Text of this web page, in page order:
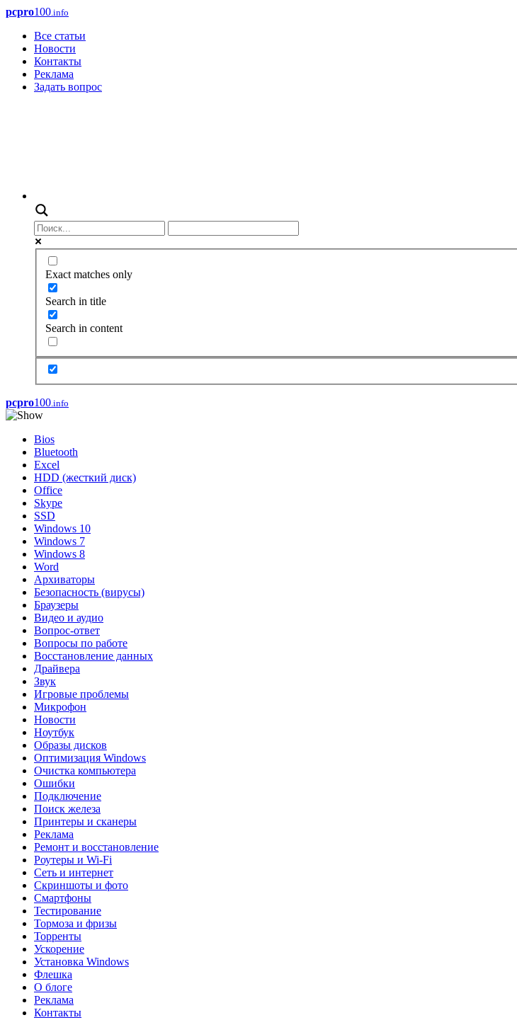
pcpro100.info
Все статьи
Новости
Контакты
Реклама
Задать вопрос
Exact matches only
Search in title
Search in content
pcpro100.info
Bios
Bluetooth
Excel
HDD (жесткий диск)
Office
Skype
SSD
Windows 10
Windows 7
Windows 8
Word
Архиваторы
Безопасность (вирусы)
Браузеры
Видео и аудио
Вопрос-ответ
Вопросы по работе
Восстановление данных
Драйвера
Звук
Игровые проблемы
Микрофон
Новости
Ноутбук
Образы дисков
Оптимизация Windows
Очистка компьютера
Ошибки
Подключение
Поиск железа
Принтеры и сканеры
Реклама
Ремонт и восстановление
Роутеры и Wi-Fi
Сеть и интернет
Скриншоты и фото
Смартфоны
Тестирование
Тормоза и фризы
Торренты
Ускорение
Установка Windows
Флешка
О блоге
Реклама
Контакты